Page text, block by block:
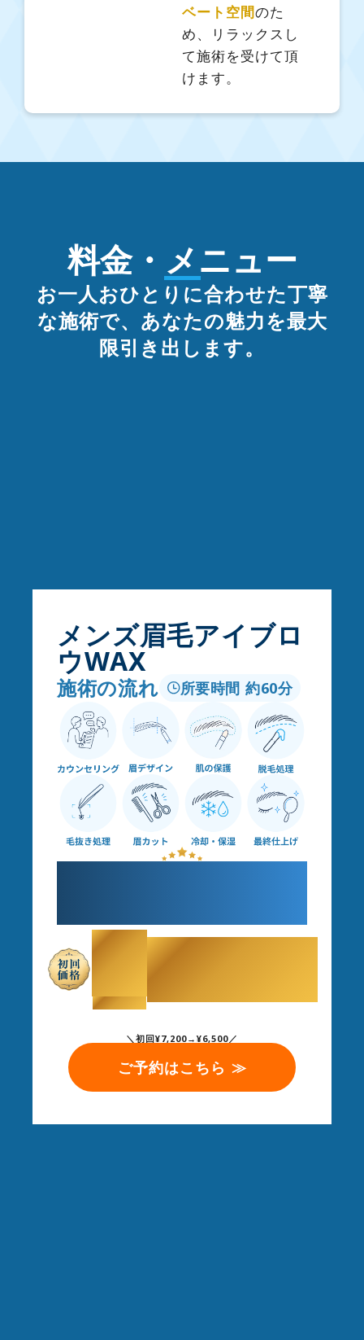
ベート空間のた
め、リラックスし
て施術を受けて頂
けます。
料金・メニュー
お一人おひとりに合わせた丁寧
な施術で、あなたの魅力を最大
限引き出します。
メンズ眉毛アイブロ
ウWAX
施術の流れ 所要時間 約60分
￥
（税込） 6,500
＼初回¥7,200→¥6,500／
ご予約はこちら ≫